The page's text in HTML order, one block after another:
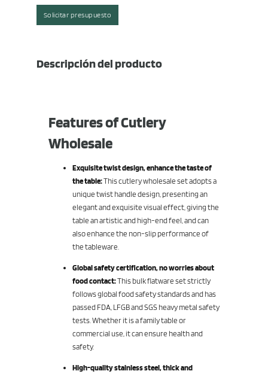
Solicitar presupuesto
Descripción del producto
Features of Cutlery
Wholesale
Exquisite twist design, enhance the taste of
the table:This cutlery wholesale set adopts a
unique twist handle design, presenting an
elegant and exquisite visual effect, giving the
table an artistic and high-end feel, and can
also enhance the non-slip performance of
the tableware.
Global safety certification, no worries about
food contact:This bulk flatware set strictly
follows global food safety standards and has
passed FDA, LFGB and SGS heavy metal safety
tests. Whether it is a family table or
commercial use, it can ensure health and
safety.
High-quality stainless steel, thick and